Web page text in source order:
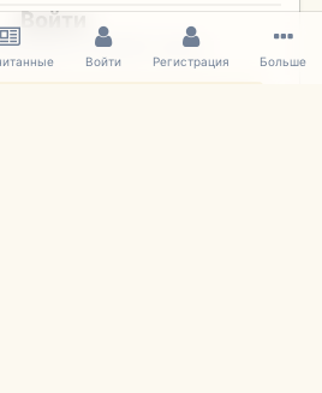
Войти
Войдите здесь.
Войти Регистрация Больше